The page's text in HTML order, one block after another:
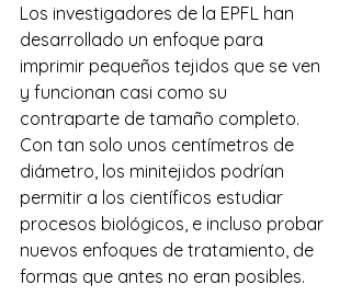
Los investigadores de la EPFL han
desarrollado un enfoque para
imprimir pequeños tejidos que se ven
y funcionan casi como su
contraparte de tamaño completo.
Con tan solo unos centímetros de
diámetro, los minitejidos podrían
permitir a los científicos estudiar
procesos biológicos, e incluso probar
nuevos enfoques de tratamiento, de
formas que antes no eran posibles.